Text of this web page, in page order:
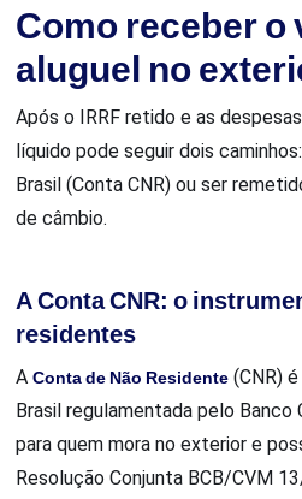
Como receber o
aluguel no
Após o IRRF retido e as
líquido pode seguir dois
Brasil (Conta CNR) ou ser
de câmbio.
A Conta CNR: o
residentes
AConta de Não Residente (CNR)
Brasil regulamentada pelo
para quem mora no exterior e
Resolução Conjunta BCB/CVM